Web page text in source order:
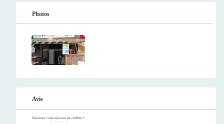
Photos
Avis
Saisissez votre réponse en chiffres *